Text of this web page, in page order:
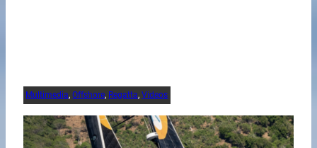
Multimedia, Offshore, Regatta, Videos